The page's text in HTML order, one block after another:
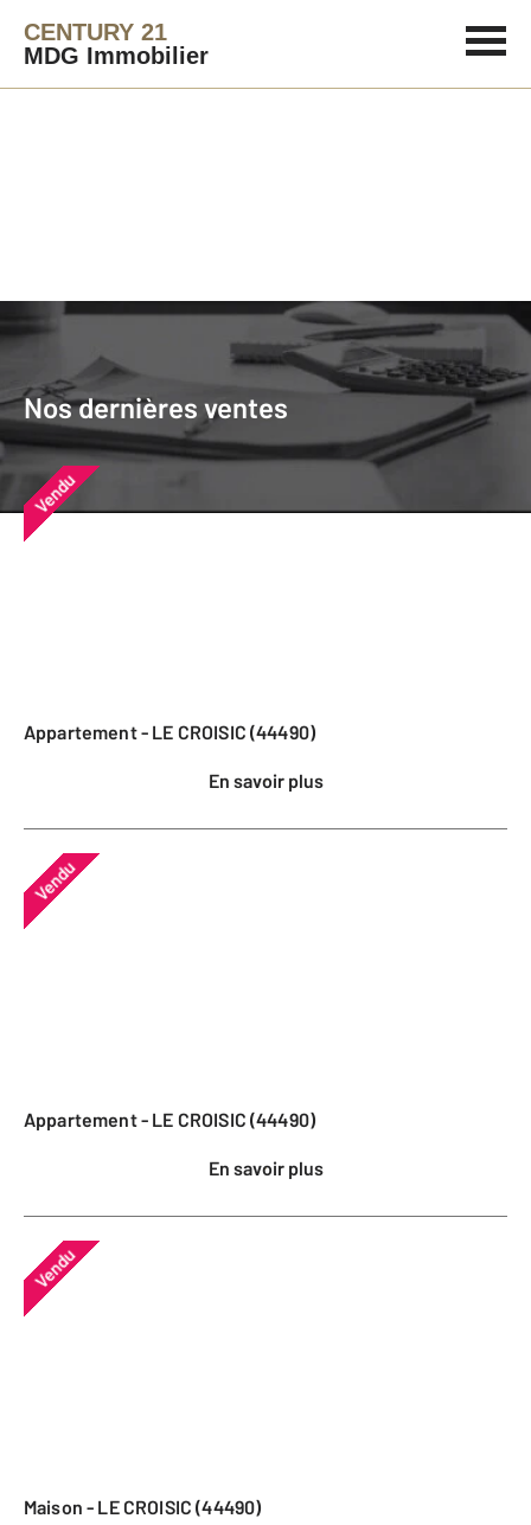
CENTURY 21
MDG Immobilier
Nos dernières ventes
Nos dernières ventes
Nos derniers biens vendus près de
chez vous
Vendu
Appartement - LE CROISIC (44490)
En savoir plus
Vendu
Appartement - LE CROISIC (44490)
En savoir plus
Vendu
Maison - LE CROISIC (44490)